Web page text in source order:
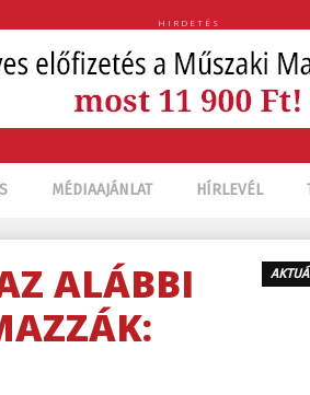
HIRDETÉS
MÉDIAAJÁNLAT HÍRLEVÉL
ALÁBBI